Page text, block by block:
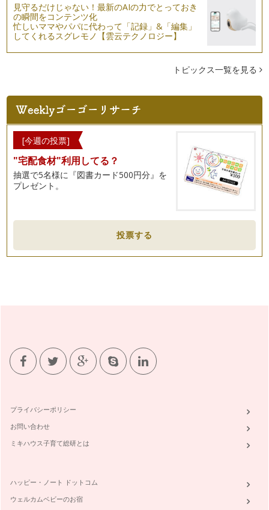
見守るだけじゃない！最新のAIの力でとっておき
の瞬間をコンテンツ化
忙しいママやパパに代わって「記録」&「編集」
してくれるスグレモノ【雲云テクノロジー】
トピックス一覧を見る
[今週の投票]
"宅配食材"利用してる？
抽選で5名様に『図書カード500円分』を
プレゼント。
投票する
プライバシーポリシー
お問い合わせ
ミキハウス子育て総研とは
ハッピー・ノート ドットコム
ウェルカムベビーのお宿